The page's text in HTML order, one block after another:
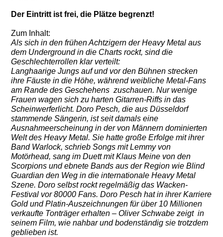
Der Eintritt ist frei, die Plätze begrenzt!
Zum Inhalt:
Als sich in den frühen Achtzigern der Heavy Metal aus
dem Underground in die Charts rockt, sind die
Geschlechterrollen klar verteilt:
Langhaarige Jungs auf und vor den Bühnen strecken
ihre Fäuste in die Höhe, während weibliche Metal-Fans
am Rande des Geschehenszuschauen. Nur wenige
Frauen wagen sich zu harten Gitarren-Riffs in das
Scheinwerferlicht.Doro Pesch, die aus Düsseldorf
stammende Sängerin, ist seit damals eine
Ausnahmeerscheinung in der von Männern dominierten
Welt desHeavy Metal. Sie hatte große Erfolge mit ihrer
Band Warlock, schrieb Songs mit Lemmy von
Motörhead, sang im Duett mit Klaus Meine vonden
Scorpions und ebnete Bands aus der Region wie Blind
Guardian den Weg in die internationale Heavy Metal
Szene. Doro selbst rockt regelmäßig das Wacken-
Festival vor 80000 Fans.Doro Pesch hat in ihrer Karriere
Gold und Platin-Auszeichnungen für über 10 Millionen
verkaufte Tonträger erhalten – Oliver Schwabe zeigtin
seinem Film, wie nahbar und bodenständig sie trotzdem
geblieben ist.